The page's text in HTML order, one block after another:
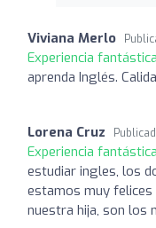
Viviana Merlo
Experiencia
aprenda Inglés.
Lorena Cruz
Experiencia
estudiar ingles, los
estamos muy felices
nuestra hija, son los